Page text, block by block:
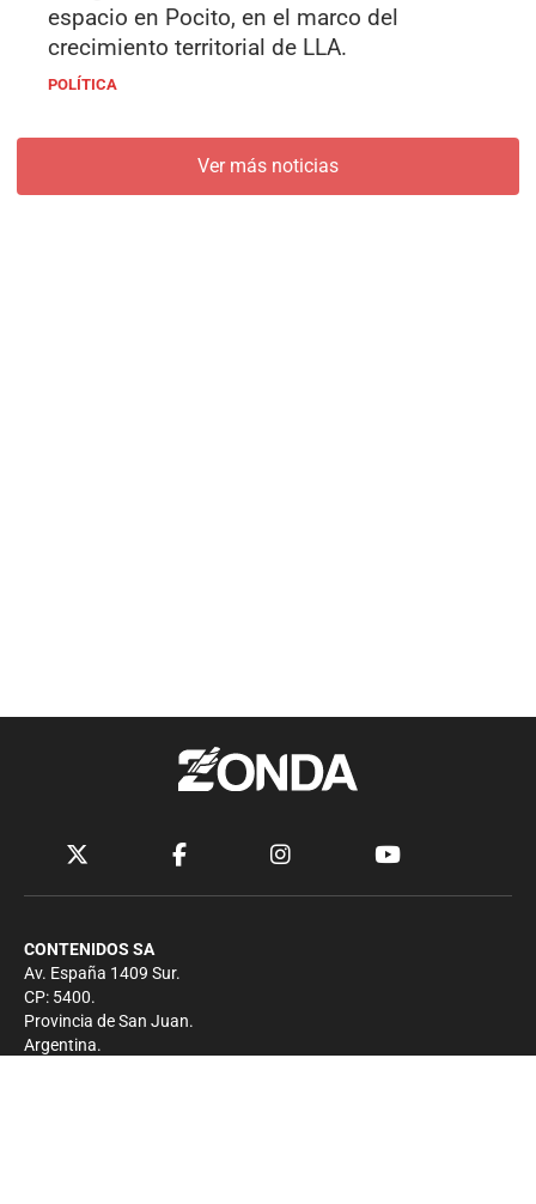
espacio en Pocito, en el marco del
crecimiento territorial de LLA.
POLÍTICA
Ver más noticias
CONTENIDOS SA
Av. España 1409 Sur.
CP: 5400.
Provincia de San Juan.
Argentina.